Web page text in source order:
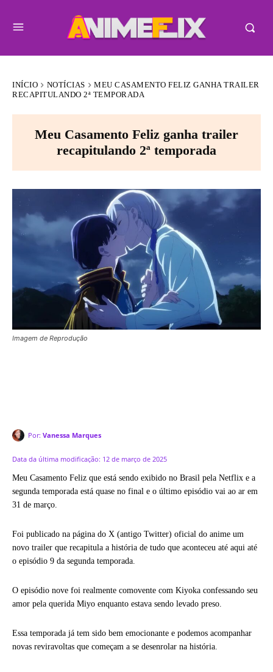
INÍCIO NOTÍCIAS
MEU CASAMENTO FELIZ GANHA TRAILER
RECAPITULANDO 2ª TEMPORADA
Meu Casamento Feliz ganha trailer
recapitulando 2ª temporada
Imagem de Reprodução
Por: Vanessa Marques
Data da última modificação: 12 de março de 2025
Meu Casamento Feliz que está sendo exibido no Brasil pela Netflix e a
segunda temporada está quase no final e o último episódio vai ao ar em
31 de março.
Foi publicado na página do X (antigo Twitter) oficial do anime um
novo trailer que recapitula a história de tudo que aconteceu até aqui até
o episódio 9 da segunda temporada.
O episódio nove foi realmente comovente com Kiyoka confessando seu
amor pela querida Miyo enquanto estava sendo levado preso.
Essa temporada já tem sido bem emocionante e podemos acompanhar
novas reviravoltas que começam a se desenrolar na história.